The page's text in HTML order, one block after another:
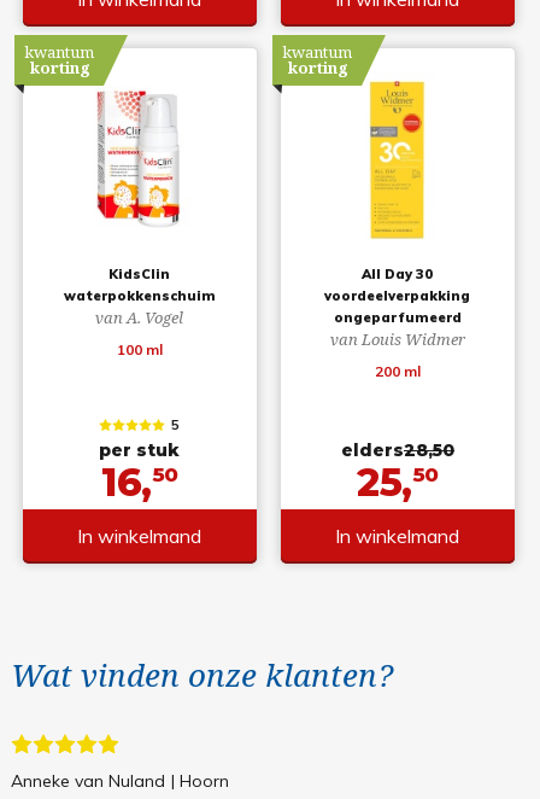
KidsClin
waterpokkenschuim
van A. Vogel
100 ml
kwantum
korting
5
per stuk
16,50
In winkelmand
All Day 30
voordeelverpakking
ongeparfumeerd
van Louis Widmer
200 ml
kwantum
korting
elders28,50
25,50
In winkelmand
Wat vinden onze klanten?
Anneke van Nuland | Hoorn